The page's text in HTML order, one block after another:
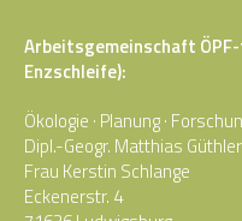
Arbeitsgemeinschaft
Enzschleife):
Ökologie · Planung ·
Dipl.-Geogr. Matthias
Frau Kerstin Schlange
Eckenerstr. 4